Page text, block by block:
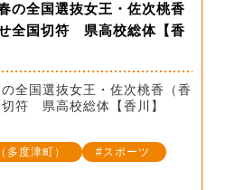
の全国選抜女王・佐次桃香
全国切符 県高校総体【香
全国選抜女王・佐次桃香（香
符 県高校総体【香川】
多度津町）
スポーツ